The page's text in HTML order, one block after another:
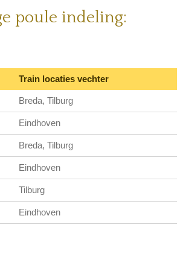
poule indeling:
Train locaties vechter
Breda, Tilburg
Eindhoven
Breda, Tilburg
Eindhoven
Tilburg
Eindhoven